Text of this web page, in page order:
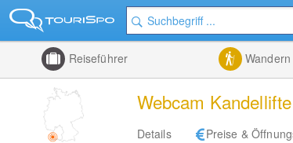
Reiseführer Wandern
Webcam
Details Preise &